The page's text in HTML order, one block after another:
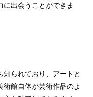
に出会うことができま
知られており、アートと
術館自体が芸術作品のよ